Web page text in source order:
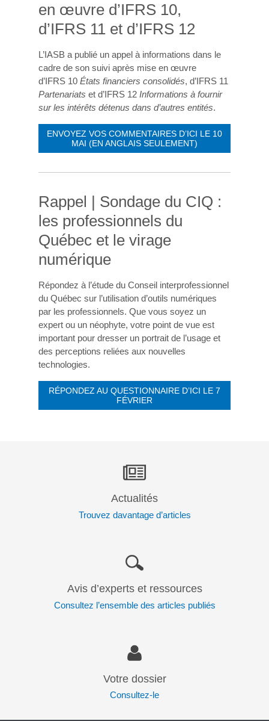
en œuvre d’IFRS 10,
d’IFRS 11 et d’IFRS 12
L’IASB a publié un appel à informations dans le
cadre de son suivi après mise en œuvre
d’IFRS 10 États financiers consolidés, d’IFRS 11
Partenariats et d’IFRS 12 Informations à fournir
sur les intérêts détenus dans d’autres entités.
ENVOYEZ VOS COMMENTAIRES D’ICI LE 10
MAI (EN ANGLAIS SEULEMENT)
Rappel | Sondage du CIQ :
les professionnels du
Québec et le virage
numérique
Répondez à l’étude du Conseil interprofessionnel
du Québec sur l’utilisation d’outils numériques
par les professionnels. Que vous soyez un
expert ou un néophyte, votre point de vue est
important pour dresser un portrait de l’usage et
des perceptions reliées aux nouvelles
technologies.
RÉPONDEZ AU QUESTIONNAIRE D’ICI LE 7
FÉVRIER
Actualités
Trouvez davantage d’articles
Avis d’experts et ressources
Consultez l’ensemble des articles publiés
Votre dossier
Consultez-le